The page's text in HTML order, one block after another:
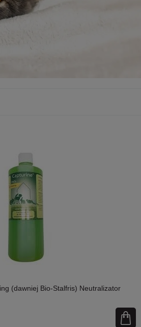
(dawniej Bio-Stalfris) Neutralizator